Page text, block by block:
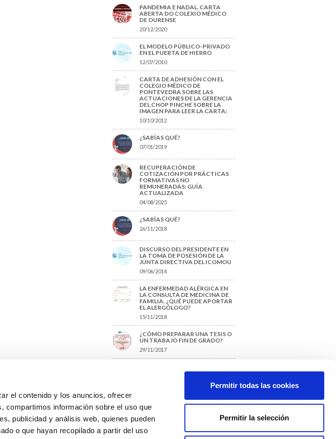
el contenido y los anuncios, ofrecer
compartimos información sobre el uso que
publicidad y análisis web, quienes pueden
o que hayan recopilado a partir del uso
Permitir todas las cookies
Permitir la selección
PANDEMIA E NADAL. CARTA
ABERTA DO COLEXIO MÉDICO
DE OURENSE
20/12/2020
EL MODELO PÚBLICO-PRIVADO
EN EL PUERTA DE HIERRO
12/07/2010
CARTA DE ADHESIÓN CON EL
COLEGIO MÉDICO DE
PONTEVEDRA SOBRE LAS
ACTUACIONES DE LA GERENCIA
DEL CHOP PINCHE SOBRE LA
IMAGEN PARA LEER LA CARTA:
10/10/2012
¿SABÍAS QUÉ?
07/01/2019
RECUPERACIÓN DE
COTIZACIÓN POR PRÁCTICAS
FORMATIVAS NO
REMUNERADAS: GUÍA
ACTUALIZADA
04/08/2025
¿SABÍAS QUÉ?
26/11/2018
DISCURSO DEL PRESIDENTE EN
LA TOMA DE POSESIÓN DE LA
JUNTA DIRECTIVA DEL ICOMOU
09/06/2014
LA ENFERMEDAD ALÉRGICA EN
LA CONSULTA DE MEDICINA DE
FAMILIA. ¿QUÉ PUEDE APORTAR
EL ALERGÓLOGO?
15/11/2018
¿CÓMO PREPARAR UNA TESIS O
UN TRABAJO FIN DE GRADO?
29/11/2017
protección de datos